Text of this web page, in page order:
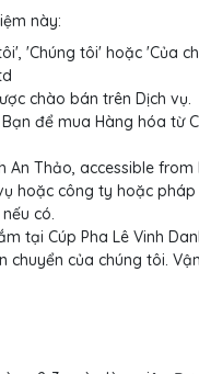
này:
'Chúng tôi' hoặc 'Của
chào bán trên Dịch vụ.
để mua Hàng hóa từ
An Thảo, accessible
hoặc công ty hoặc
có.
tại Cúp Pha Lê Vinh
chuyển của chúng tôi.